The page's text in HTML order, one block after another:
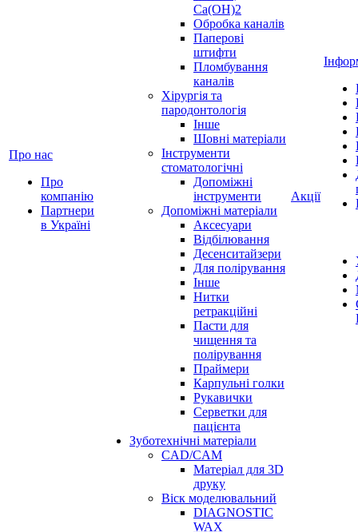
Про нас
Про
компанію
Партнери
в Україні
Ca(OH)2
Обробка каналів
Паперові
штифти
Пломбування
каналів
Хірургія та
пародонтологія
Інше
Шовні матеріали
Інструменти
стоматологічні
Допоміжні
інструменти
Допоміжні матеріали
Аксесуари
Відбілювання
Десенситайзери
Для полірування
Інше
Нитки
ретракційні
Пасти для
чищення та
полірування
Праймери
Карпульні голки
Рукавички
Серветки для
пацієнта
Зуботехнічні матеріали
CAD/CAM
Матеріал для 3D
друку
Віск моделювальний
DIAGNOSTIC
WAX
Акції